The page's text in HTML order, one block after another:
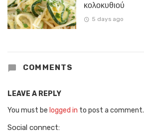
κολοκυθιού
5 days ago
COMMENTS
LEAVE A REPLY
You must be logged in to post a comment.
Social connect: